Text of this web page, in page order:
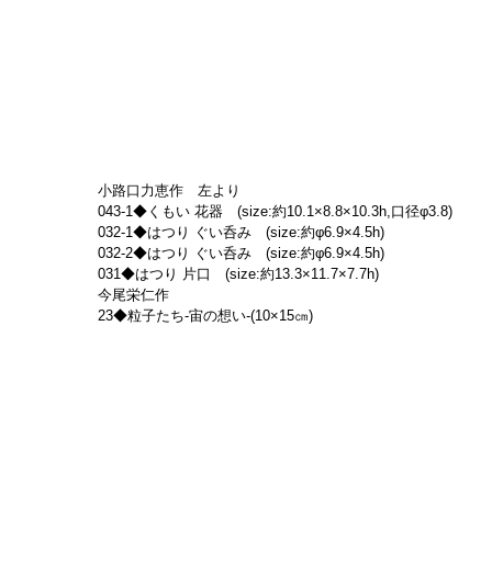
小路口力恵作　左より
043-1◆くもい 花器　(size:約10.1×8.8×10.3h,口径φ3.8)
032-1◆はつり ぐい呑み　(size:約φ6.9×4.5h)
032-2◆はつり ぐい呑み　(size:約φ6.9×4.5h)
031◆はつり 片口　(size:約13.3×11.7×7.7h)
今尾栄仁作
23◆粒子たち-宙の想い-(10×15㎝)